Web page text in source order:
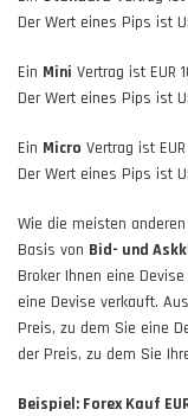
Der Wert eines Pips ist
Ein Mini Vertrag ist EUR
Der Wert eines Pips ist
Ein Micro Vertrag ist
Der Wert eines Pips ist
Wie die meisten
Basis von Bid- und
Broker Ihnen eine
eine Devise verkauft.
Preis, zu dem Sie eine
der Preis, zu dem Sie
Beispiel: Forex Kauf